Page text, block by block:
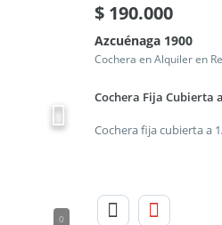
0
$190.000
Azcuénaga 1900
Cochera en Alquiler en
Cochera Fija Cubierta